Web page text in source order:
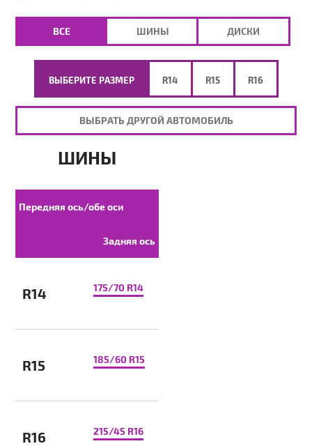
ВЫБЕРИТЕ РАЗМЕР R14 R15 R16
ВЫБРАТЬ ДРУГОЙ АВТОМОБИЛЬ
ВСЕ ШИНЫ ДИСКИ
ШИНЫ
Передняя ось/обе оси
Задняя ось
R14 175/70 R14
R15 185/60 R15
R16 215/45 R16